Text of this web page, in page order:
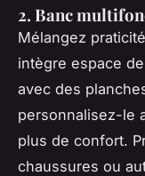
2. Banc
Mélangez
intègre espace
avec des
personnalisez-le
plus de confort.
chaussures ou